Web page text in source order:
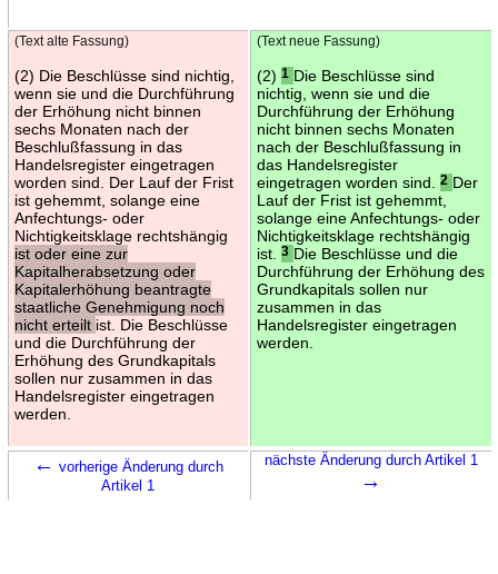
(Text alte Fassung)
(2) Die Beschlüsse sind nichtig,
wenn sie und die Durchführung
der Erhöhung nicht binnen
sechs Monaten nach der
Beschlußfassung in das
Handelsregister eingetragen
worden sind. Der Lauf der Frist
ist gehemmt, solange eine
Anfechtungs- oder
Nichtigkeitsklage rechtshängig
ist oder eine zur
Kapitalherabsetzung oder
Kapitalerhöhung beantragte
staatliche Genehmigung noch
nicht erteilt ist. Die Beschlüsse
und die Durchführung der
Erhöhung des Grundkapitals
sollen nur zusammen in das
Handelsregister eingetragen
werden.
(Text neue Fassung)
(2) 1 Die Beschlüsse sind
nichtig, wenn sie und die
Durchführung der Erhöhung
nicht binnen sechs Monaten
nach der Beschlußfassung in
das Handelsregister
eingetragen worden sind.
2 Der
Lauf der Frist ist gehemmt,
solange eine Anfechtungs- oder
Nichtigkeitsklage rechtshängig
ist.
3 Die Beschlüsse und die
Durchführung der Erhöhung des
Grundkapitals sollen nur
zusammen in das
Handelsregister eingetragen
werden.
← vorherige Änderung durch
Artikel 1
nächste Änderung durch Artikel 1
→